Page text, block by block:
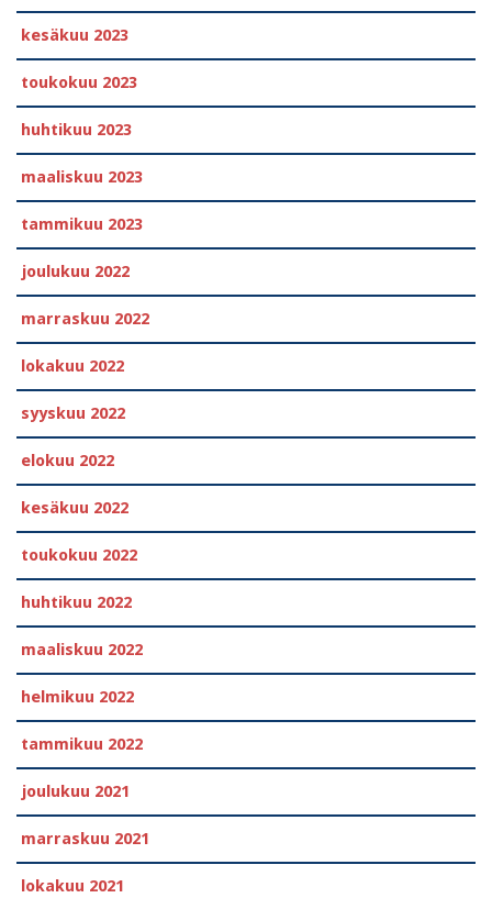
kesäkuu 2023
toukokuu 2023
huhtikuu 2023
maaliskuu 2023
tammikuu 2023
joulukuu 2022
marraskuu 2022
lokakuu 2022
syyskuu 2022
elokuu 2022
kesäkuu 2022
toukokuu 2022
huhtikuu 2022
maaliskuu 2022
helmikuu 2022
tammikuu 2022
joulukuu 2021
marraskuu 2021
lokakuu 2021